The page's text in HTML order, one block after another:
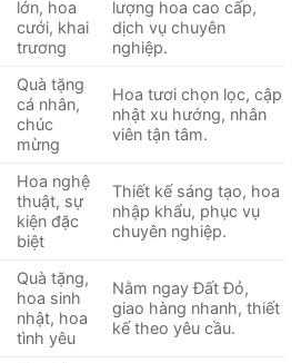
lớn, hoa
cưới, khai
trương
lượng hoa cao cấp,
dịch vụ chuyên
nghiệp.
Quà tặng
cá nhân,
chúc
mừng
Hoa tươi chọn lọc, cập
nhật xu hướng, nhân
viên tận tâm.
Hoa nghệ
thuật, sự
kiện đặc
biệt
Thiết kế sáng tạo, hoa
nhập khẩu, phục vụ
chuyên nghiệp.
Quà tặng,
hoa sinh
nhật, hoa
tình yêu
Nằm ngay Đất Đỏ,
giao hàng nhanh, thiết
kế theo yêu cầu.